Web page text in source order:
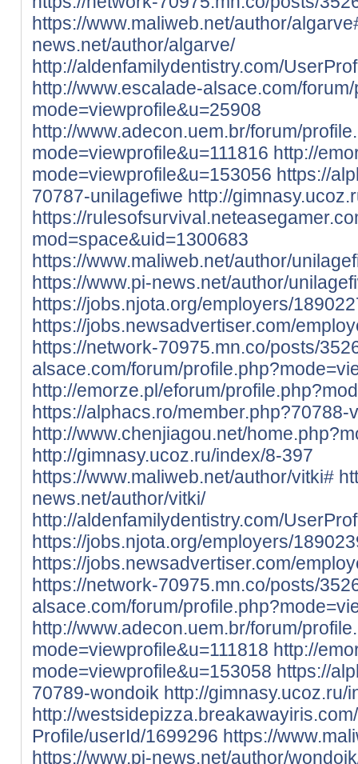
https://www.maliweb.net/author/
news.net/author/algarve/
http://aldenfamilydentistry.com/
http://www.escalade-alsace.com/
mode=viewprofile&u=25908
http://www.adecon.uem.br/forum/
mode=viewprofile&u=111816 http://
mode=viewprofile&u=153056 https://
70787-unilagefiwe http://
https://
mod=space&uid=1300683
https://www.maliweb.net/author/
https://www.pi-news.net/author/
https://jobs.njota.org/employers/
https://jobs.newsadvertiser.com/
https://network-70975.mn.co/posts/
alsace.com/forum/
http://emorze.pl/eforum/
https://alphacs.ro/member.php?70788-
http://www.chenjiagou.net/
http://gimnasy.ucoz.ru/index/8-397
https://www.maliweb.net/author/vitki#
news.net/author/vitki/
http://aldenfamilydentistry.com/
https://jobs.njota.org/employers/
https://jobs.newsadvertiser.com/
https://network-70975.mn.co/posts/
alsace.com/forum/
http://www.adecon.uem.br/forum/
mode=viewprofile&u=111818 http://
mode=viewprofile&u=153058 https://
70789-wondoik http://gimnasy.ucoz.ru/
http://
Profile/userId/1699296 https://
https://www.pi-news.net/author/